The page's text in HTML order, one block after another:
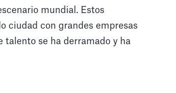
mundial. Estos
ciudad con grandes empresas
talento se ha derramado y ha